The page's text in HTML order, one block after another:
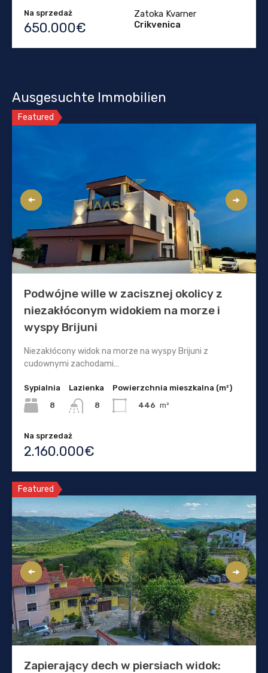
Na sprzedaż
650.000€
Zatoka Kvarner
Crikvenica
Ausgesuchte Immobilien
Featured
Podwójne wille w zacisznej okolicy z
niezakłóconym widokiem na morze i
wyspy Brijuni
Niezakłócony widok na morze na wyspy Brijuni z
cudownymi zachodami…
Sypialnia
8
Lazienka
8
Powierzchnia mieszkalna (m²)
446 m²
Na sprzedaż
2.160.000€
Featured
Zapierający dech w piersiach widok: